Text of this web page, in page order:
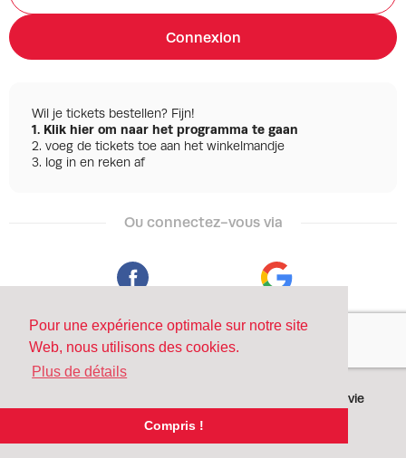
Pour une expérience optimale sur notre site
Web, nous utilisons des cookies.
Plus de détails
Compris !
Connexion
Wil je tickets bestellen? Fijn!
1. Klik hier om naar het programma te gaan
2. voeg de tickets toe aan het winkelmandje
3. log in en reken af
Ou connectez-vous via
Tixly
Protection de la vie
privée